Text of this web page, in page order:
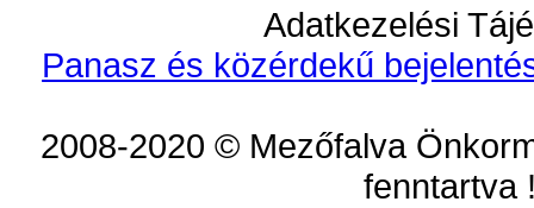
Adatkezelési
Panasz és közérdekű
2008-2020 © Mezőfalva
fenntartva